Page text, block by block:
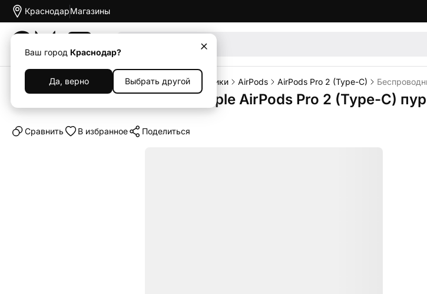
Краснодар
Ваш город Краснодар?
Да, верно Выбрать другой
Магазины
Каталог Наушники и колонки Наушники AirPods AirPods Pro 2 (Type-C)
Беспроводные наушники Apple AirPods Pro 2 (Type-C)
Cравнить В избранное Поделиться